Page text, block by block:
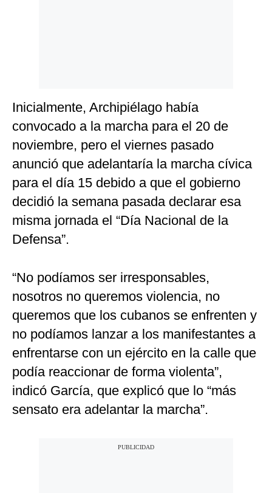
Inicialmente, Archipiélago había
convocado a la marcha para el 20 de
noviembre, pero el viernes pasado
anunció que adelantaría la marcha cívica
para el día 15 debido a que el gobierno
decidió la semana pasada declarar esa
misma jornada el “Día Nacional de la
Defensa”.
“No podíamos ser irresponsables,
nosotros no queremos violencia, no
queremos que los cubanos se enfrenten y
no podíamos lanzar a los manifestantes a
enfrentarse con un ejército en la calle que
podía reaccionar de forma violenta”,
indicó García, que explicó que lo “más
sensato era adelantar la marcha”.